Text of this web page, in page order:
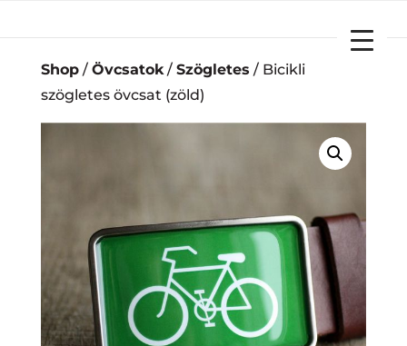
Shop/ Övcsatok/ Szögletes / Bicikli
szögletes övcsat (zöld)
YOUR CART